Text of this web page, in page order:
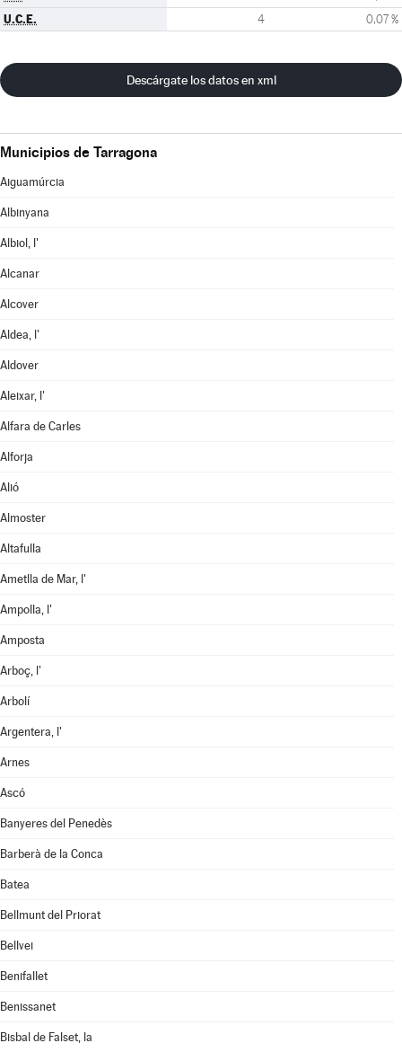
U.C.E. 4 0,07 %
Descárgate los datos en xml
Municipios de Tarragona
Aiguamúrcia
Albinyana
Albiol, l'
Alcanar
Alcover
Aldea, l'
Aldover
Aleixar, l'
Alfara de Carles
Alforja
Alió
Almoster
Altafulla
Ametlla de Mar, l'
Ampolla, l'
Amposta
Arboç, l'
Arbolí
Argentera, l'
Arnes
Ascó
Banyeres del Penedès
Barberà de la Conca
Batea
Bellmunt del Priorat
Bellvei
Benifallet
Benissanet
Bisbal de Falset, la